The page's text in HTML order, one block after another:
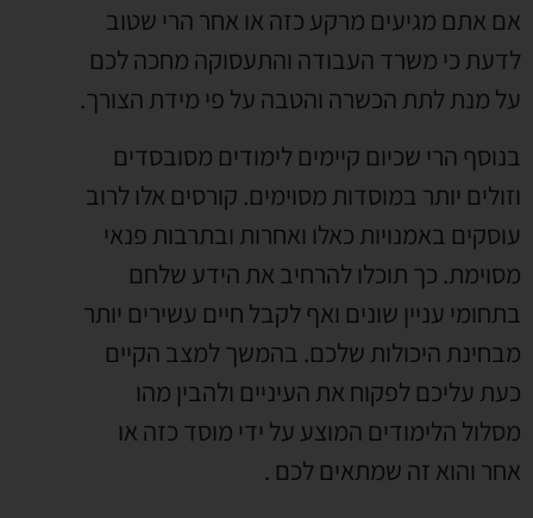
אם אתם מגיעים מרקע כזה או אחר הרי שטוב
לדעת כי משרד העבודה והתעסוקה מחכה לכם
על מנת לתת הכשרה והטבה על פי מידת הצורך.
בנוסף הרי שכיום קיימים לימודים מסובסדים
וזולים יותר במוסדות מסוימים. קורסים אלו לרוב
עוסקים באמנויות כאלו ואחרות ובתרבות פנאי
מסוימת. כך תוכלו להרחיב את הידע שלחם
בתחומי עניין שונים ואף לקבל חיים עשירים יותר
מבחינת היכולות שלכם. בהמשך למצב הקיים
כעת עליכם לפקוח את העיניים ולהבין מהו
מסלול הלימודים המוצע על ידי מוסד כזה או
אחר והוא זה שמתאים לכם .